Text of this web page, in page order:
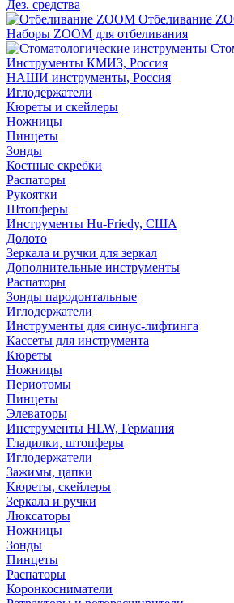
Дез. средства
Отбеливание
Наборы ZOOM для отбеливания
Инструменты КМИЗ, Россия
НАШИ инструменты, Россия
Иглодержатели
Кюреты и скейлеры
Ножницы
Пинцеты
Зонды
Костные скребки
Распаторы
Рукоятки
Штопферы
Инструменты Hu-Friedy, США
Долото
Зеркала и ручки для зеркал
Дополнительные инструменты
Распаторы
Зонды пародонтальные
Иглодержатели
Инструменты для синус-лифтинга
Кассеты для инструмента
Кюреты
Ножницы
Периотомы
Пинцеты
Элеваторы
Инструменты HLW, Германия
Гладилки, штопферы
Иглодержатели
Зажимы, цапки
Кюреты, скейлеры
Зеркала и ручки
Люксаторы
Ножницы
Зонды
Пинцеты
Распаторы
Коронкосниматели